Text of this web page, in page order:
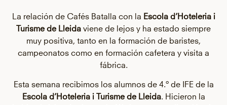
La relación de Cafés Batalla con la Escola d’Hoteleria i
Turisme de Lleida viene de lejos y ha estado siempre
muy positiva, tanto en la formación de baristes,
campeonatos como en formación cafetera y visita a
fábrica.
Esta semana recibimos los alumnos de 4.º de IFE de la
Escola d’Hoteleria i Turisme de Lleida. Hicieron la